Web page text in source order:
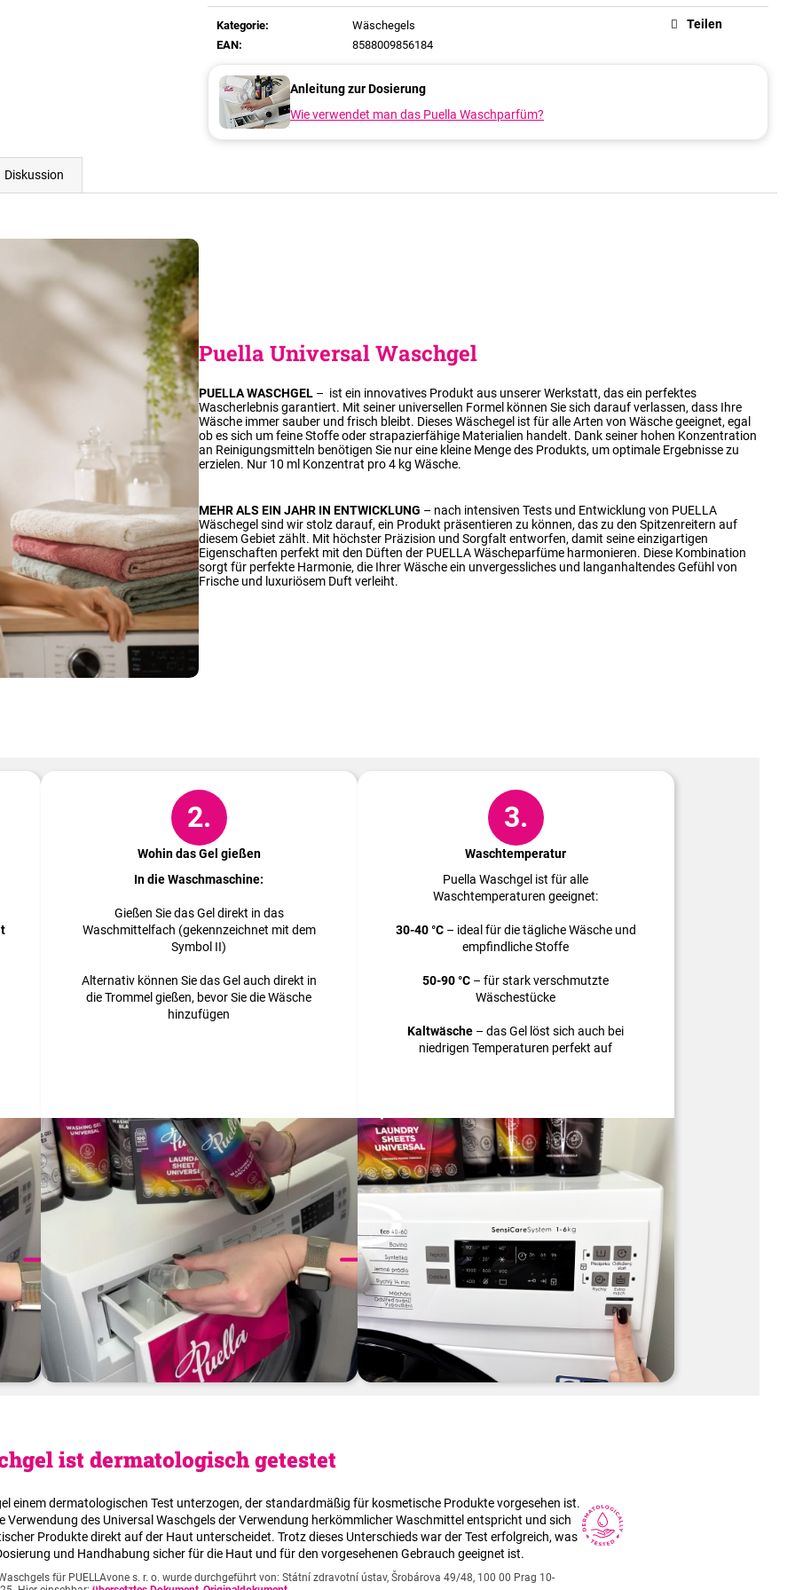
Verkaufspreis:
Kategorie:
Wäschegels
EAN: 8588009856184
Teilen
Anleitung zur Dosierung
Wie verwendet man das Puella Waschparfüm?
Diskussion
Puella Universal Waschgel
PUELLA WASCHGEL – ist ein innovatives Produkt aus unserer Werkstatt, das ein perfektes
Wascherlebnis garantiert. Mit seiner universellen Formel können Sie sich darauf verlassen, dass Ihre
Wäsche immer sauber und frisch bleibt. Dieses Wäschegel ist für alle Arten von Wäsche geeignet, egal
ob es sich um feine Stoffe oder strapazierfähige Materialien handelt. Dank seiner hohen Konzentration
an Reinigungsmitteln benötigen Sie nur eine kleine Menge des Produkts, um optimale Ergebnisse zu
erzielen. Nur 10 ml Konzentrat pro 4 kg Wäsche.
MEHR ALS EIN JAHR IN ENTWICKLUNG – nach intensiven Tests und Entwicklung von PUELLA
Wäschegel sind wir stolz darauf, ein Produkt präsentieren zu können, das zu den Spitzenreitern auf
diesem Gebiet zählt. Mit höchster Präzision und Sorgfalt entworfen, damit seine einzigartigen
Eigenschaften perfekt mit den Düften der PUELLA Wäscheparfüme harmonieren. Diese Kombination
sorgt für perfekte Harmonie, die Ihrer Wäsche ein unvergessliches und langanhaltendes Gefühl von
Frische und luxuriösem Duft verleiht.
Wie geht das?
2.
Wohin das Gel gießen
In die Waschmaschine:
Gießen Sie das Gel direkt in das
Waschmittelfach (gekennzeichnet mit dem
Symbol II)
Alternativ können Sie das Gel auch direkt in
die Trommel gießen, bevor Sie die Wäsche
hinzufügen
3.
Waschtemperatur
Puella Waschgel ist für alle
Waschtemperaturen geeignet:
30-40 °C– ideal für die tägliche Wäsche und
empfindliche Stoffe
50-90 °C – für stark verschmutzte
Wäschestücke
Kaltwäsche – das Gel löst sich auch bei
niedrigen Temperaturen perfekt auf
Möchten Sie mehr erfahren? Besuchen Sie unsere Seite Anleitungen.
ist dermatologisch getestet
einem dermatologischen Test unterzogen, der standardmäßig für kosmetische Produkte vorgesehen ist.
Verwendung des Universal Waschgels der Verwendung herkömmlicher Waschmittel entspricht und sich
Produkte direkt auf der Haut unterscheidet. Trotz dieses Unterschieds war der Test erfolgreich, was
und Handhabung sicher für die Haut und für den vorgesehenen Gebrauch geeignet ist.
für PUELLAvone s. r. o. wurde durchgeführt von: Státní zdravotní ústav, Šrobárova 49/48, 100 00 Prag 10-